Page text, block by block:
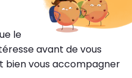
transport dématérialisés,